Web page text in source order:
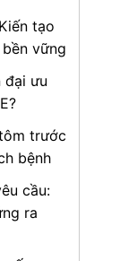
tạo
vững
đại ưu
trước
bệnh
cầu:
ra